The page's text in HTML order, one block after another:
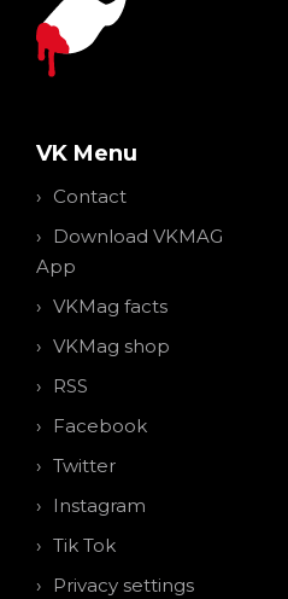
VK Menu
Contact
Download VKMAG
App
VKMag facts
VKMag shop
RSS
Facebook
Twitter
Instagram
Tik Tok
Privacy settings